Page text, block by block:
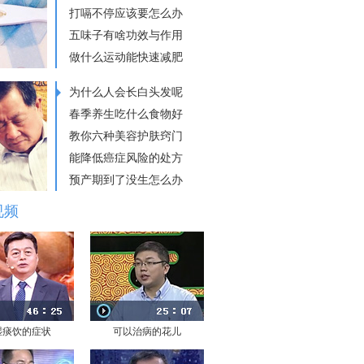
打嗝不停应该要怎么办
五味子有啥功效与作用
做什么运动能快速减肥
为什么人会长白头发呢
春季养生吃什么食物好
教你六种美容护肤窍门
能降低癌症风险的处方
预产期到了没生怎么办
频
痰饮的症状 可以治病的花儿